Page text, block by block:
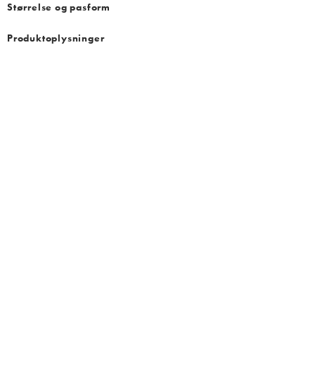
Størrelse og pasform
Produktoplysninger